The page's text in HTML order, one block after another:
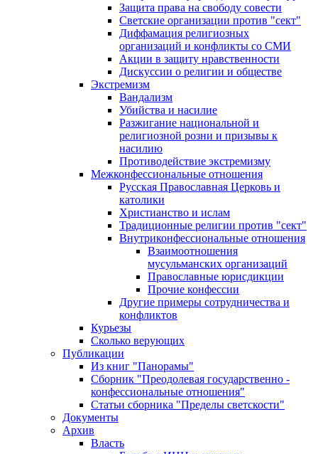
Защита права на свободу совести
Светские организации против "сект"
Диффамация религиозных
организаций и конфликты со СМИ
Акции в защиту нравственности
Дискуссии о религии и обществе
Экстремизм
Вандализм
Убийства и насилие
Разжигание национальной и
религиозной розни и призывы к
насилию
Противодействие экстремизму
Межконфессиональные отношения
Русская Православная Церковь и
католики
Христианство и ислам
Традиционные религии против "сект"
Внутриконфессиональные отношения
Взаимоотношения
мусульманских организаций
Православные юрисдикции
Прочие конфессии
Другие примеры сотрудничества и
конфликтов
Курьезы
Сколько верующих
Публикации
Из книг "Панорамы"
Сборник "Преодолевая государственно -
конфессиональные отношения"
Статьи сборника "Пределы светскости"
Документы
Архив
Власть